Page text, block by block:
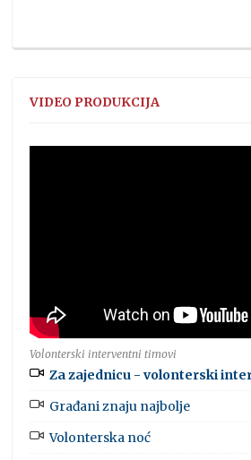
VIDEO PRODUKCIJA
Volonterski interventni timovi
Za zajednicu - volonterski
Građani znaju najbolje
Volonterska noć